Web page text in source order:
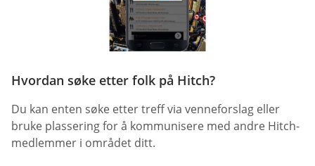
Hvordan søke etter folk på Hitch?
Du kan enten søke etter treff via venneforslag eller
bruke plassering for å kommunisere med andre Hitch-
medlemmer i området ditt.